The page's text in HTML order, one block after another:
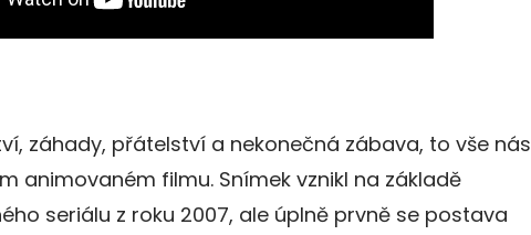
záhady, přátelství a nekonečná zábava, to vše nás
animovaném filmu. Snímek vznikl na základě
seriálu z roku 2007, ale úplně prvně se postava